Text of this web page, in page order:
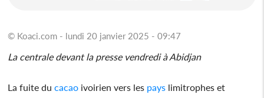
© Koaci.com - lundi 20 janvier 2025 - 09:47
La centrale devant la presse vendredi à Abidjan
La fuite du cacao ivoirien vers les pays limitrophes et